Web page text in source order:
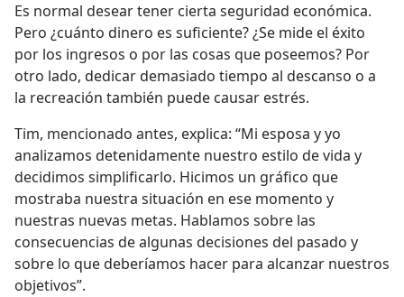
Es normal desear tener cierta seguridad económica.
Pero ¿cuánto dinero es suficiente? ¿Se mide el éxito
por los ingresos o por las cosas que poseemos? Por
otro lado, dedicar demasiado tiempo al descanso o a
la recreación también puede causar estrés.
Tim, mencionado antes, explica: “Mi esposa y yo
analizamos detenidamente nuestro estilo de vida y
decidimos simplificarlo. Hicimos un gráfico que
mostraba nuestra situación en ese momento y
nuestras nuevas metas. Hablamos sobre las
consecuencias de algunas decisiones del pasado y
sobre lo que deberíamos hacer para alcanzar nuestros
objetivos”.